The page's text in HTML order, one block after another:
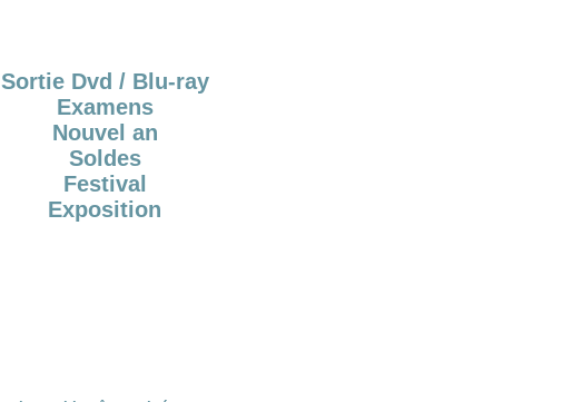
Sortie Dvd / Blu-ray
Examens
Nouvel an
Soldes
Festival
Exposition